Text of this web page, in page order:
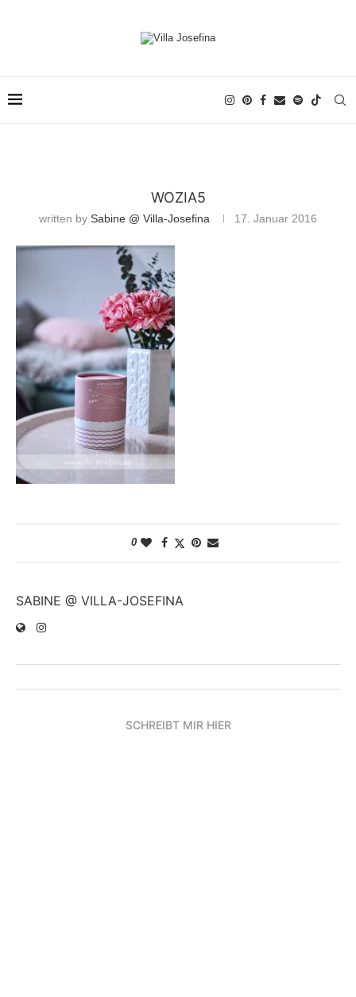
WOZIA5
written by Sabine @ Villa-Josefina 17. Januar 2016
0
SABINE @ VILLA-JOSEFINA
SCHREIBT MIR HIER